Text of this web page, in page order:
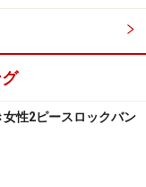
動画で“かぶせ
が多いのではない
性2ピースロックバン